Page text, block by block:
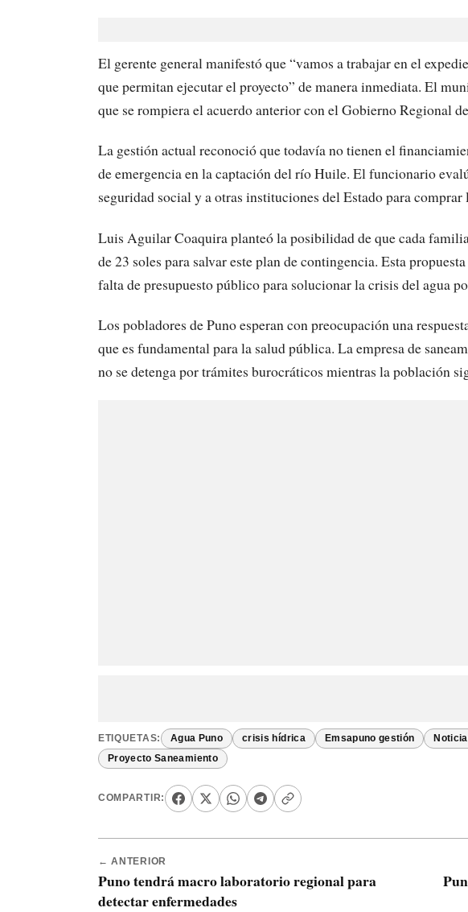
El gerente general manifestó que “vamos a trabajar en el
que permitan ejecutar el proyecto” de manera inmediata. El
que se rompiera el acuerdo anterior con el Gobierno Regional
La gestión actual reconoció que todavía no tienen el
de emergencia en la captación del río Huile. El funcionario
seguridad social y a otras instituciones del Estado para comprar
Luis Aguilar Coaquira planteó la posibilidad de que cada
de 23 soles para salvar este plan de contingencia. Esta
falta de presupuesto público para solucionar la crisis del agua
Los pobladores de Puno esperan con preocupación una
que es fundamental para la salud pública. La empresa de
no se detenga por trámites burocráticos mientras la población
ETIQUETAS: Agua Puno crisis hídrica Emsapuno gestión
Proyecto Saneamiento
COMPARTIR:
← ANTERIOR
Puno tendrá macro laboratorio regional para
detectar enfermedades